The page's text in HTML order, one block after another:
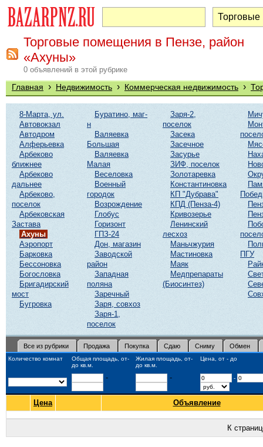
Торговые помещения в Пензе, район
«Ахуны»
0 объявлений в этой рубрике
Главная › Недвижимость › Коммерческая недвижимость ›
8-Марта, ул.
Автовокзал
Автодром
Алферьевка
Арбеково
ближнее
Арбеково
дальнее
Арбеково,
поселок
Арбековская
Застава
Ахуны
Аэропорт
Барковка
Бессоновка
Богословка
Бригадирский
мост
Бугровка
Буратино, маг-
н
Валяевка
Большая
Валяевка
Малая
Веселовка
Военный
городок
Возрождение
Глобус
Горизонт
ГПЗ-24
Дон, магазин
Заводской
район
Западная
поляна
Заречный
Заря, совхоз
Заря-1,
поселок
Заря-2,
поселок
Засека
Засечное
Засурье
ЗИФ, поселок
Золотаревка
Константиновка
КП "Дубрава"
КПД (Пенза-4)
Кривозерье
Ленинский
лесхоз
Маньчжурия
Мастиновка
Маяк
Медпрепараты
(Биосинтез)
ПГУ
Все из рубрики Продажа Покупка Сдаю Сниму Обмен
Количество комнат
Общая площадь, от-
до кв.м.
Жилая площадь, от-
до кв.м.
Цена, от - до
- - -
Цена Объявление
К